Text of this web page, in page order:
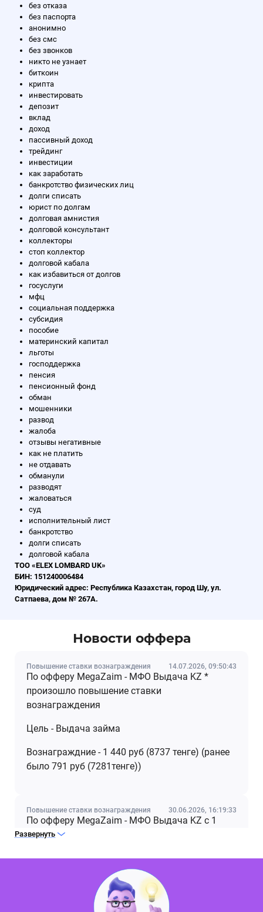
без отказа
без паспорта
анонимно
без смс
без звонков
никто не узнает
биткоин
крипта
инвестировать
депозит
вклад
доход
пассивный доход
трейдинг
инвестиции
как заработать
банкротство физических лиц
долги списать
юрист по долгам
долговая амнистия
долговой консультант
коллекторы
стоп коллектор
долговой кабала
как избавиться от долгов
госуслуги
мфц
социальная поддержка
субсидия
пособие
материнский капитал
льготы
господдержка
пенсия
пенсионный фонд
обман
мошенники
развод
жалоба
отзывы негативные
как не платить
не отдавать
обманули
разводят
жаловаться
суд
исполнительный лист
банкротство
долги списать
долговой кабала
ТОО «ELEX LOMBARD UK»
БИН: 151240006484
Юридический адрес: Республика Казахстан, город Шу, ул.
Сатпаева, дом № 267А.
Новости оффера
Повышение ставки вознаграждения 14.07.2026, 09:50:43
По офферу MegaZaim - МФО Выдача KZ *
произошло повышение ставки
вознаграждения
Цель - Выдача займа
Вознаграждние - 1 440 руб (8737 тенге) (ранее
было 791 руб (7281тенге))
Повышение ставки вознаграждения 30.06.2026, 16:19:33
По офферу MegaZaim - МФО Выдача KZ с 1
июля произойдет повышение ставки
Вознаграждение - 1 163 руб (ранее было 791
Развернуть